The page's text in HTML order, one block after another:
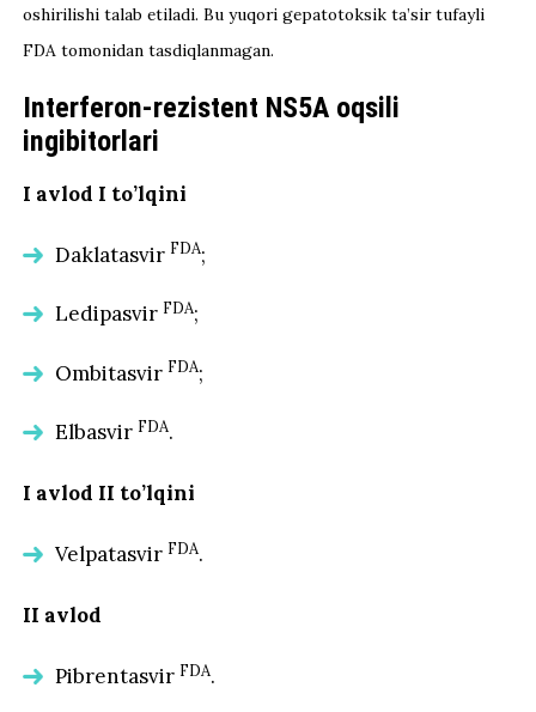
oshirilishi talab etiladi. Bu yuqori gepatotoksik ta’sir tufayli
FDA tomonidan tasdiqlanmagan.
Interferon-rezistent NS5A oqsili
ingibitorlari
I avlod I to’lqini
Daklatasvir FDA;
Ledipasvir FDA;
Ombitasvir FDA;
Elbasvir FDA.
I avlod II to’lqini
Velpatasvir FDA.
II avlod
Pibrentasvir FDA.